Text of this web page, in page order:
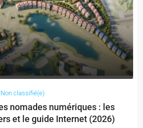
Non classifié(e)
nomades numériques : les
et le guide Internet (2026)